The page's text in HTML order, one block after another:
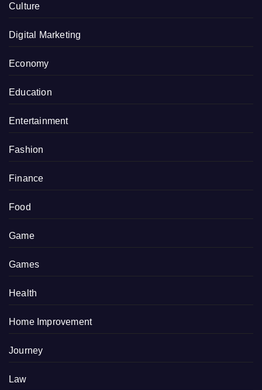
Culture
Digital Marketing
Economy
Education
Entertainment
Fashion
Finance
Food
Game
Games
Health
Home Improvement
Journey
Law